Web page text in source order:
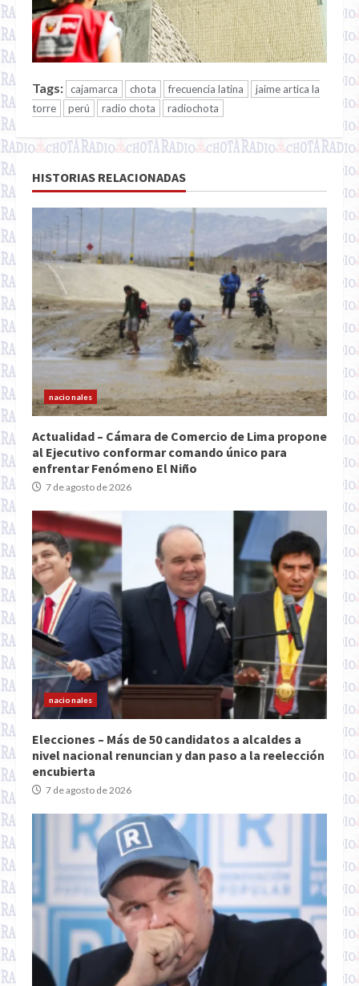
Tags: cajamarca chota frecuencia latina
jaime artica la
torre
perú radio chota radiochota
HISTORIAS RELACIONADAS
nacionales
Actualidad – Cámara de Comercio de Lima propone
al Ejecutivo conformar comando único para
enfrentar Fenómeno El Niño
7 de agosto de 2026
nacionales
Elecciones – Más de 50 candidatos a alcaldes a
nivel nacional renuncian y dan paso a la reelección
encubierta
7 de agosto de 2026